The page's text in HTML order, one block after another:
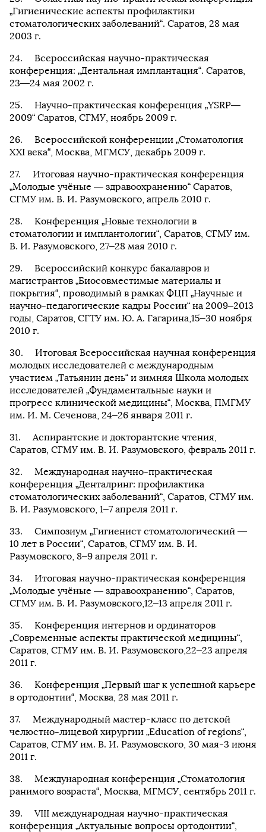
„Гигиенические аспекты профилактики
стоматологических заболеваний“. Саратов, 28 мая
2003 г.
Всероссийская научно-практическая
конференция: „Дентальная имплантация“. Саратов,
23—24 мая 2002 г.
Научно-практическая конференция „YSRP—
2009“ Саратов, СГМУ, ноябрь 2009 г.
Всероссийской конференции „Стоматология
XXI века“, Москва, МГМСУ, декабрь 2009 г.
Итоговая научно-практическая конференция
„Молодые учёные — здравоохранению“ Саратов,
СГМУ им. В. И. Разумовского, апрель 2010 г.
Конференция „Новые технологии в
стоматологии и имплантологии“, Саратов, СГМУ им.
В. И. Разумовского, 27–28 мая 2010 г.
Всероссийский конкурс бакалавров и
магистрантов „Биосовместимые материалы и
покрытия“, проводимый в рамках ФЦП „Научные и
научно-педагогические кадры России“ на 2009–2013
годы, Саратов, СГТУ им. Ю. А. Гагарина,15–30 ноября
2010 г.
Итоговая Всероссийская научная конференция
молодых исследователей с международным
участием „Татьянин день“ и зимняя Школа молодых
исследователей „Фундаментальные науки и
прогресс клинической медицины“, Москва, ПМГМУ
им. И. М. Сеченова, 24–26 января 2011 г.
Аспирантские и докторантские чтения,
Саратов, СГМУ им. В. И. Разумовского, февраль 2011 г.
Международная научно-практическая
конференция „Денталринг: профилактика
стоматологических заболеваний“, Саратов, СГМУ им.
В. И. Разумовского, 1–7 апреля 2011 г.
Симпозиум „Гигиенист стоматологический —
10 лет в России“, Саратов, СГМУ им. В. И.
Разумовского, 8–9 апреля 2011 г.
Итоговая научно-практическая конференция
„Молодые учёные — здравоохранению“, Саратов,
СГМУ им. В. И. Разумовского,12–13 апреля 2011 г.
Конференция интернов и ординаторов
„Современные аспекты практической медицины“,
Саратов, СГМУ им. В. И. Разумовского,22–23 апреля
2011 г.
Конференция „Первый шаг к успешной карьере
в ортодонтии“, Москва, 28 мая 2011 г.
Международный мастер-класс по детской
челюстно-лицевой хирургии „Education of regions“,
Саратов, СГМУ им. В. И. Разумовского, 30 мая-3 июня
2011 г.
Международная конференция „Стоматология
ранимого возраста“, Москва, МГМСУ, сентябрь 2011 г.
VIII международная научно-практическая
конференция „Актуальные вопросы ортодонтии“,